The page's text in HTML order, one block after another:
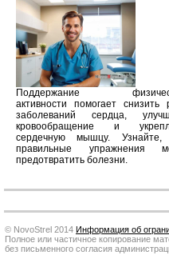
Поддержание
активности помогает снизить
заболеваний сердца,
кровообращение и
сердечную мышцу. Узнайте,
правильные упражнения
предотвратить болезни.
© NovoStrel 2014 Информация об
Полное или частичное копирование
без письменного согласия